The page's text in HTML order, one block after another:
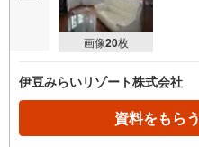
画像20枚
伊豆みらいリゾート株式会社
資料をもらう